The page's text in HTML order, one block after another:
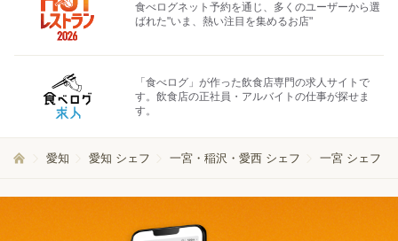
食べログネット予約を通じ、多くのユーザーから選
ばれた"いま、熱い注目を集めるお店"
「食べログ」が作った飲食店専門の求人サイトで
す。飲食店の正社員・アルバイトの仕事が探せま
す。
愛知 愛知 シェフ 一宮・稲沢・愛西 シェフ 一宮 シェフ